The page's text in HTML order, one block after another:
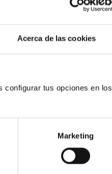
Acerca de las cookies
configurar tus opciones en los
Marketing
ACA Plus